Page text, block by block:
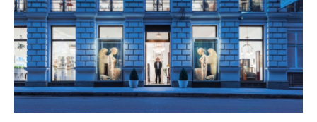
Provenance: private property, Germany
Newly added cat. no. H21/74